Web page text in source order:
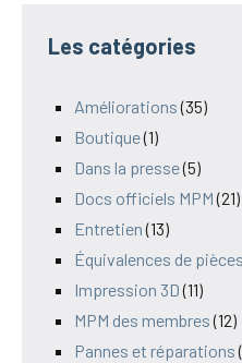
Les catégories
Améliorations(35)
Boutique(1)
Dans la presse(5)
Docs officiels MPM(21)
Entretien(13)
Équivalences de pièces
Impression 3D(11)
MPM des membres(12)
Pannes et réparations